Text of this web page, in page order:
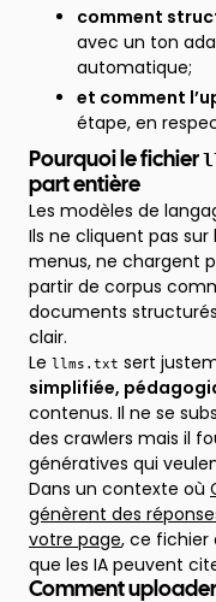
comment
avec un ton
automatique;
et comment
étape, en
Pourquoi le fichier
part entière
Les modèles de
Ils ne cliquent pas sur
menus, ne chargent
partir de corpus
documents
clair.
Le llms.txt sert
simplifiée,
contenus. Il ne se
des crawlers mais il
génératives qui
Dans un contexte où
génèrent des
votre page, ce fichier
que les IA peuvent
Comment